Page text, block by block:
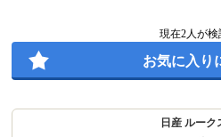
現在2人が検
お気に入り
日産 ルーク